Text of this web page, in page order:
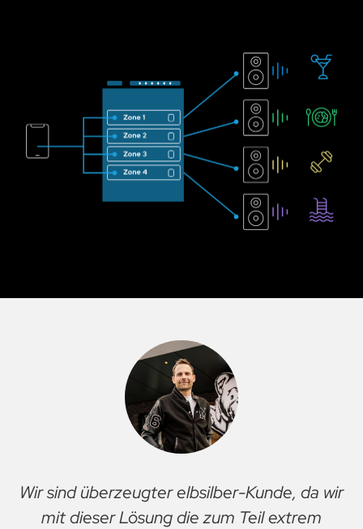
Wir waren auf der Suche nach einer
Möglichkeit, die passende Hintergrundmusik,